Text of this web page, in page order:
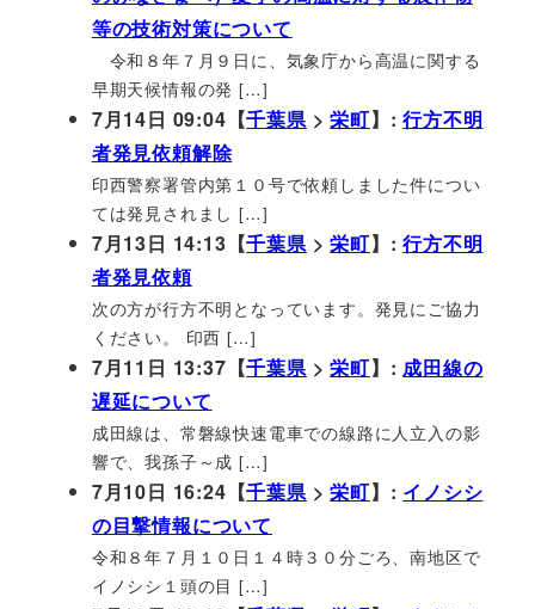
等の技術対策について
令和８年７月９日に、気象庁から高温に関する
早期天候情報の発 […]
7月14日 09:04【千葉県>栄町】:行方不明
者発見依頼解除
印西警察署管内第１０号で依頼しました件につい
ては発見されまし […]
7月13日 14:13【千葉県>栄町】:行方不明
者発見依頼
次の方が行方不明となっています。発見にご協力
ください。 印西 […]
7月11日 13:37【千葉県>栄町】:成田線の
遅延について
成田線は、常磐線快速電車での線路に人立入の影
響で、我孫子～成 […]
7月10日 16:24【千葉県>栄町】: イノシシ
の目撃情報について
令和８年７月１０日１４時３０分ごろ、南地区で
イノシシ１頭の目 […]